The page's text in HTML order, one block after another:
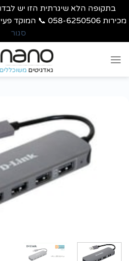
בתקופה הלא שיגרתית הזו יש
מכירות 058-6250506 📞 המוקד פעיל בימים א'-ה' 9:00-17:00
סגור